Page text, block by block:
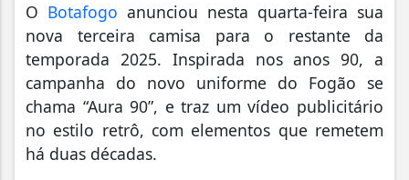
O Botafogo anunciou nesta quarta-feira sua
nova terceira camisa para o restante da
temporada 2025. Inspirada nos anos 90, a
campanha do novo uniforme do Fogão se
chama “Aura 90”, e traz um vídeo publicitário
no estilo retrô, com elementos que remetem
há duas décadas.